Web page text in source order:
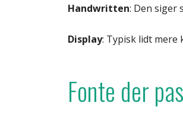
Handwritten: Den siger
Display: Typisk lidt mere
Fonte der